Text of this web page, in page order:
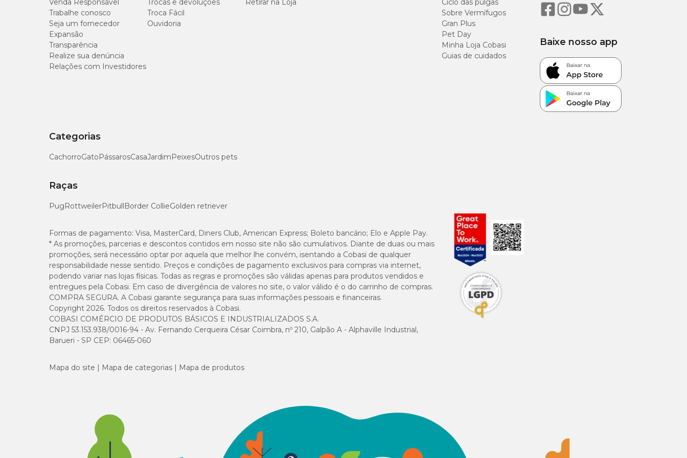
Umidade (máx.) 120 g/kg
Proteína Bruta (mín.) 130 g/kg
Extrato Etéreo (mín.)
Cálcio (máx.)
Fósforo (mín.)
2.000 mg/kg
Mananoligossacarídeos-MOS (Mín.) 350 mg/kg
Beta-glucanas (mín.) 400 mg/kg
Saccharomyces cerevisiae (mín.) 1,0 x 10 UFC/kg
Enterococcus faecium (mín.)
Lactobacillus acidophilus (mín.)
Aditivos adsorventes de toxinas (mín.)
L-lisina (mín.) 8.000 mg/kg
Extrato de cardo-mariano 0,40 mg/kg
Venda Responsável
Trabalhe conosco
Seja um fornecedor
Expansão
Transparência
Realize sua denúncia
Relações com Investidores
Trocas e devoluções
Troca Fácil
Ouvidoria
Retirar na Loja
Ciclo das pulgas
Sobre Vermífugos
Gran Plus
Pet Day
Minha Loja Cobasi
Guias de cuidados
Categorias
CachorroGatoPássarosCasaJardimPeixesOutros pets
Raças
PugRottweilerPitbullBorder CollieGolden retriever
Baixe nosso app
Formas de pagamento: Visa, MasterCard, Diners Club, American Express; Boleto bancário; Elo e Apple Pay.
* As promoções, parcerias e descontos contidos em nosso site não são cumulativos. Diante de duas ou mais
promoções, será necessário optar por aquela que melhor lhe convém, isentando a Cobasi de qualquer
responsabilidade nesse sentido. Preços e condições de pagamento exclusivos para compras via internet,
podendo variar nas lojas físicas. Todas as regras e promoções são válidas apenas para produtos vendidos e
entregues pela Cobasi. Em caso de divergência de valores no site, o valor válido é o do carrinho de compras.
COMPRA SEGURA. A Cobasi garante segurança para suas informações pessoais e financeiras.
Copyright 2026. Todos os direitos reservados à Cobasi.
COBASI COMÉRCIO DE PRODUTOS BÁSICOS E INDUSTRIALIZADOS S.A.
CNPJ 53.153.938/0016-94 - Av. Fernando Cerqueira César Coimbra, nº 210, Galpão A - Alphaville Industrial,
Barueri - SP CEP: 06465-060
Mapa do site Mapa de categorias Mapa de produtos